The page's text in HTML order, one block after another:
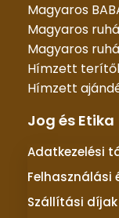
Magyaros
Magyaros
Magyaros
Hímzett
Hímzett
Jog és Etika
Adatkezelési
Felhasználási
Szállítási díjak